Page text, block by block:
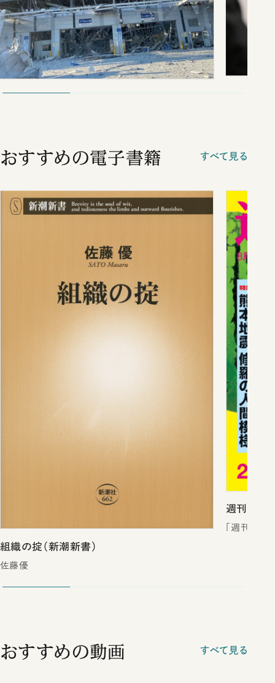
おすすめの電子書籍 すべて見る
組織の掟（新潮新書）
佐藤優
週刊新潮
「週刊新潮
おすすめの動画 すべて見る